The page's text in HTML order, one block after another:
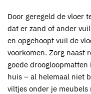
Door geregeld de vloer
dat er zand of ander
en opgehoopt vuil de
voorkomen. Zorg naast
goede droogloopmatten
huis – al helemaal niet
viltjes onder je meubels